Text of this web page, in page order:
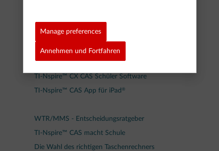
TI-Nspire™ CX II-T CAS Graphikrechner
TI-Nspire™ CX Premium Lehrer Software
TI-Nspire™ CX CAS Schüler Software
TI-Nspire™ CAS App für iPad ®
WTR/MMS - Entscheidungsratgeber
TI-Nspire™ CAS macht Schule
Die Wahl des richtigen Taschenrechners
Manage preferences
Annehmen und Fortfahren